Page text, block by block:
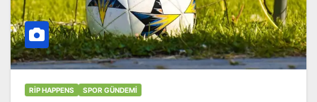
RİP HAPPENS SPOR GÜNDEMI